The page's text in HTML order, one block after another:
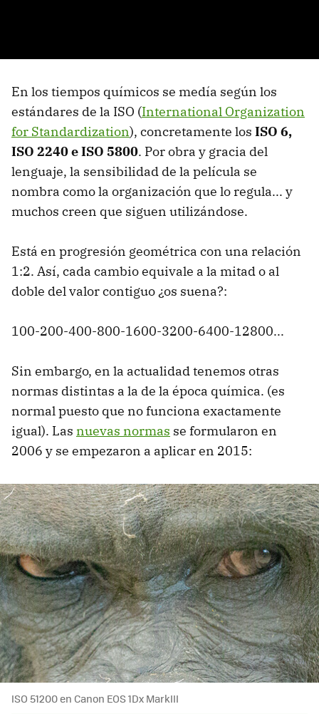
En los tiempos químicos se medía según los
estándares de la ISO (International Organization
for Standardization), concretamente los ISO 6,
ISO 2240 e ISO 5800. Por obra y gracia del
lenguaje, la sensibilidad de la película se
nombra como la organización que lo regula... y
muchos creen que siguen utilizándose.
Está en progresión geométrica con una relación
1:2. Así, cada cambio equivale a la mitad o al
doble del valor contiguo ¿os suena?:
100-200-400-800-1600-3200-6400-12800...
Sin embargo, en la actualidad tenemos otras
normas distintas a la de la época química. (es
normal puesto que no funciona exactamente
igual). Las nuevas normas se formularon en
2006 y se empezaron a aplicar en 2015:
ISO 51200 en Canon EOS 1Dx MarkIII